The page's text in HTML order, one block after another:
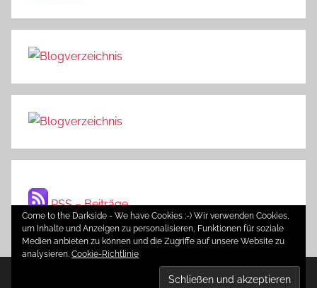
RSS – Beiträge
WordPress-Theme: Donovan von ThemeZee.
Come to the Darkside - We have Cookies ;-) Wir verwenden Cookies,
um Inhalte und Anzeigen zu personalisieren, Funktionen für soziale
Medien anbieten zu können und die Zugriffe auf unsere Website zu
analysieren. Cookie-Richtlinie